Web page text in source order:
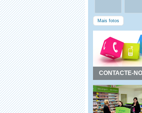
Mais fotos
CONTACTE-